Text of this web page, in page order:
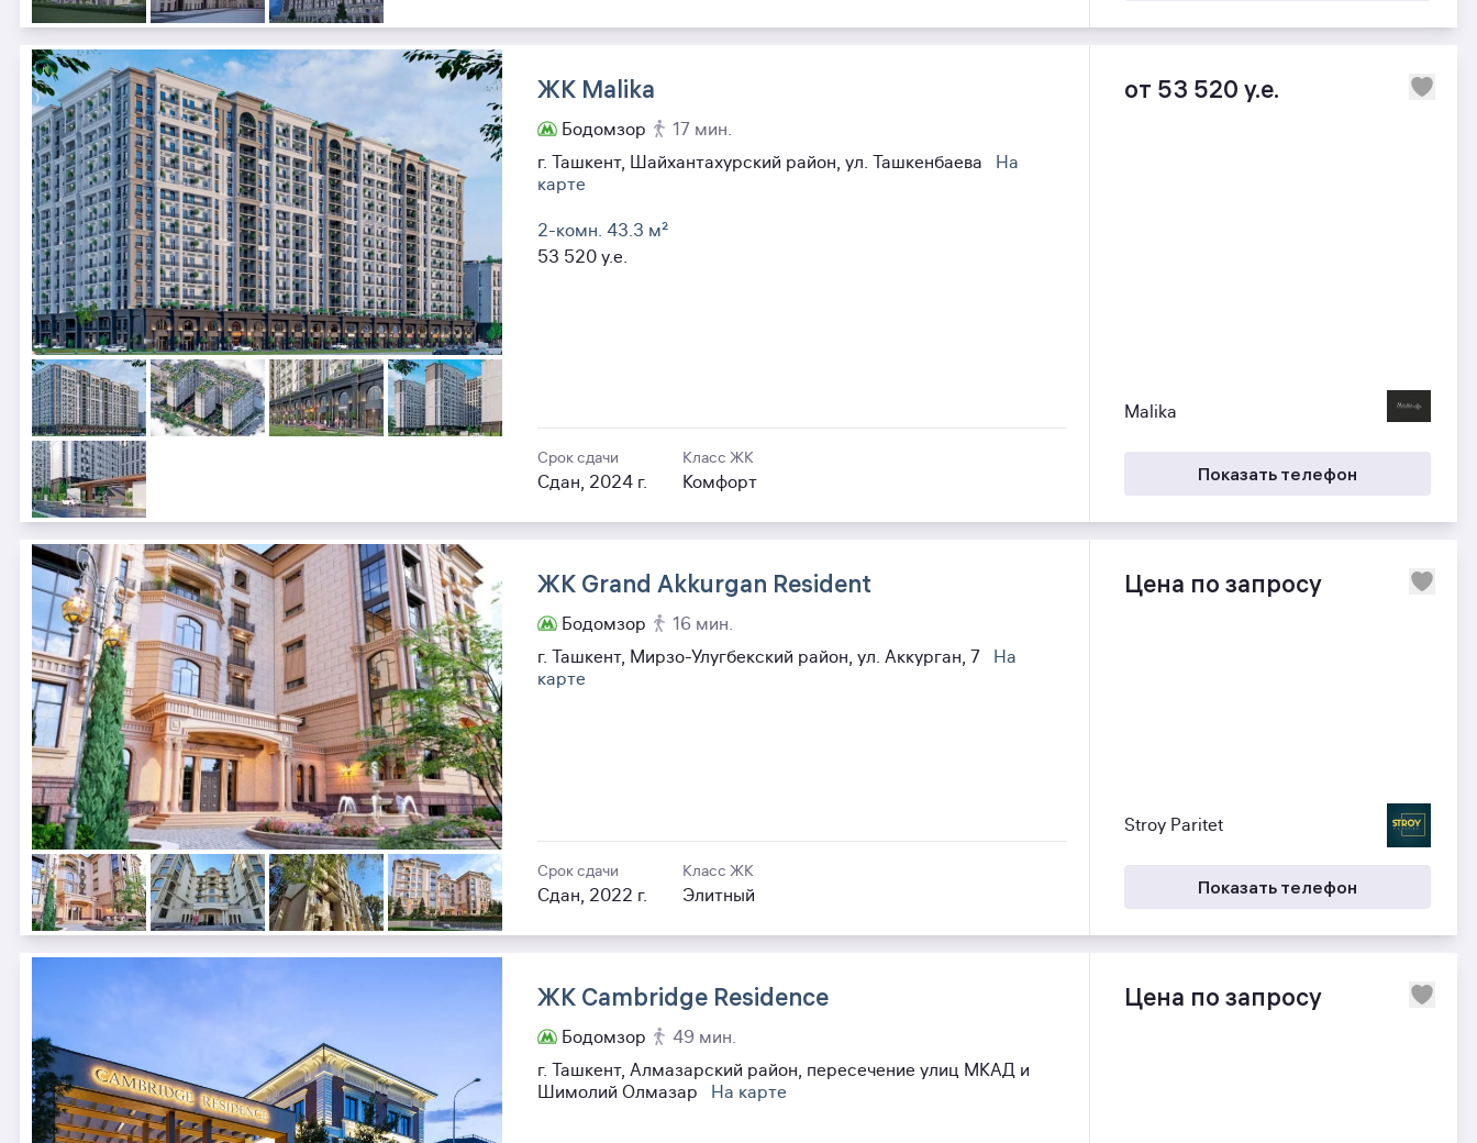
ЖК Malika
Бодомзор
17 мин.
г. Ташкент, Шайхантахурский район, ул. Ташкенбаева
На
карте
2-комн. 43.3 м²
53 520 y.e.
Срок сдачи
Сдан, 2024 г.
Класс ЖК
Комфорт
от 53 520 y.e.
Malika
Показать телефон
ЖК Grand Akkurgan Resident
Бодомзор
16 мин.
г. Ташкент, Мирзо-Улугбекский район, ул. Аккурган, 7
На
карте
Срок сдачи
Сдан, 2022 г.
Класс ЖК
Элитный
Цена по запросу
Stroy Paritet
Показать телефон
ЖК Cambridge Residence
Бодомзор
49 мин.
г. Ташкент, Алмазарский район, пересечение улиц МКАД и
Шимолий Олмазар
На карте
Цена по запросу